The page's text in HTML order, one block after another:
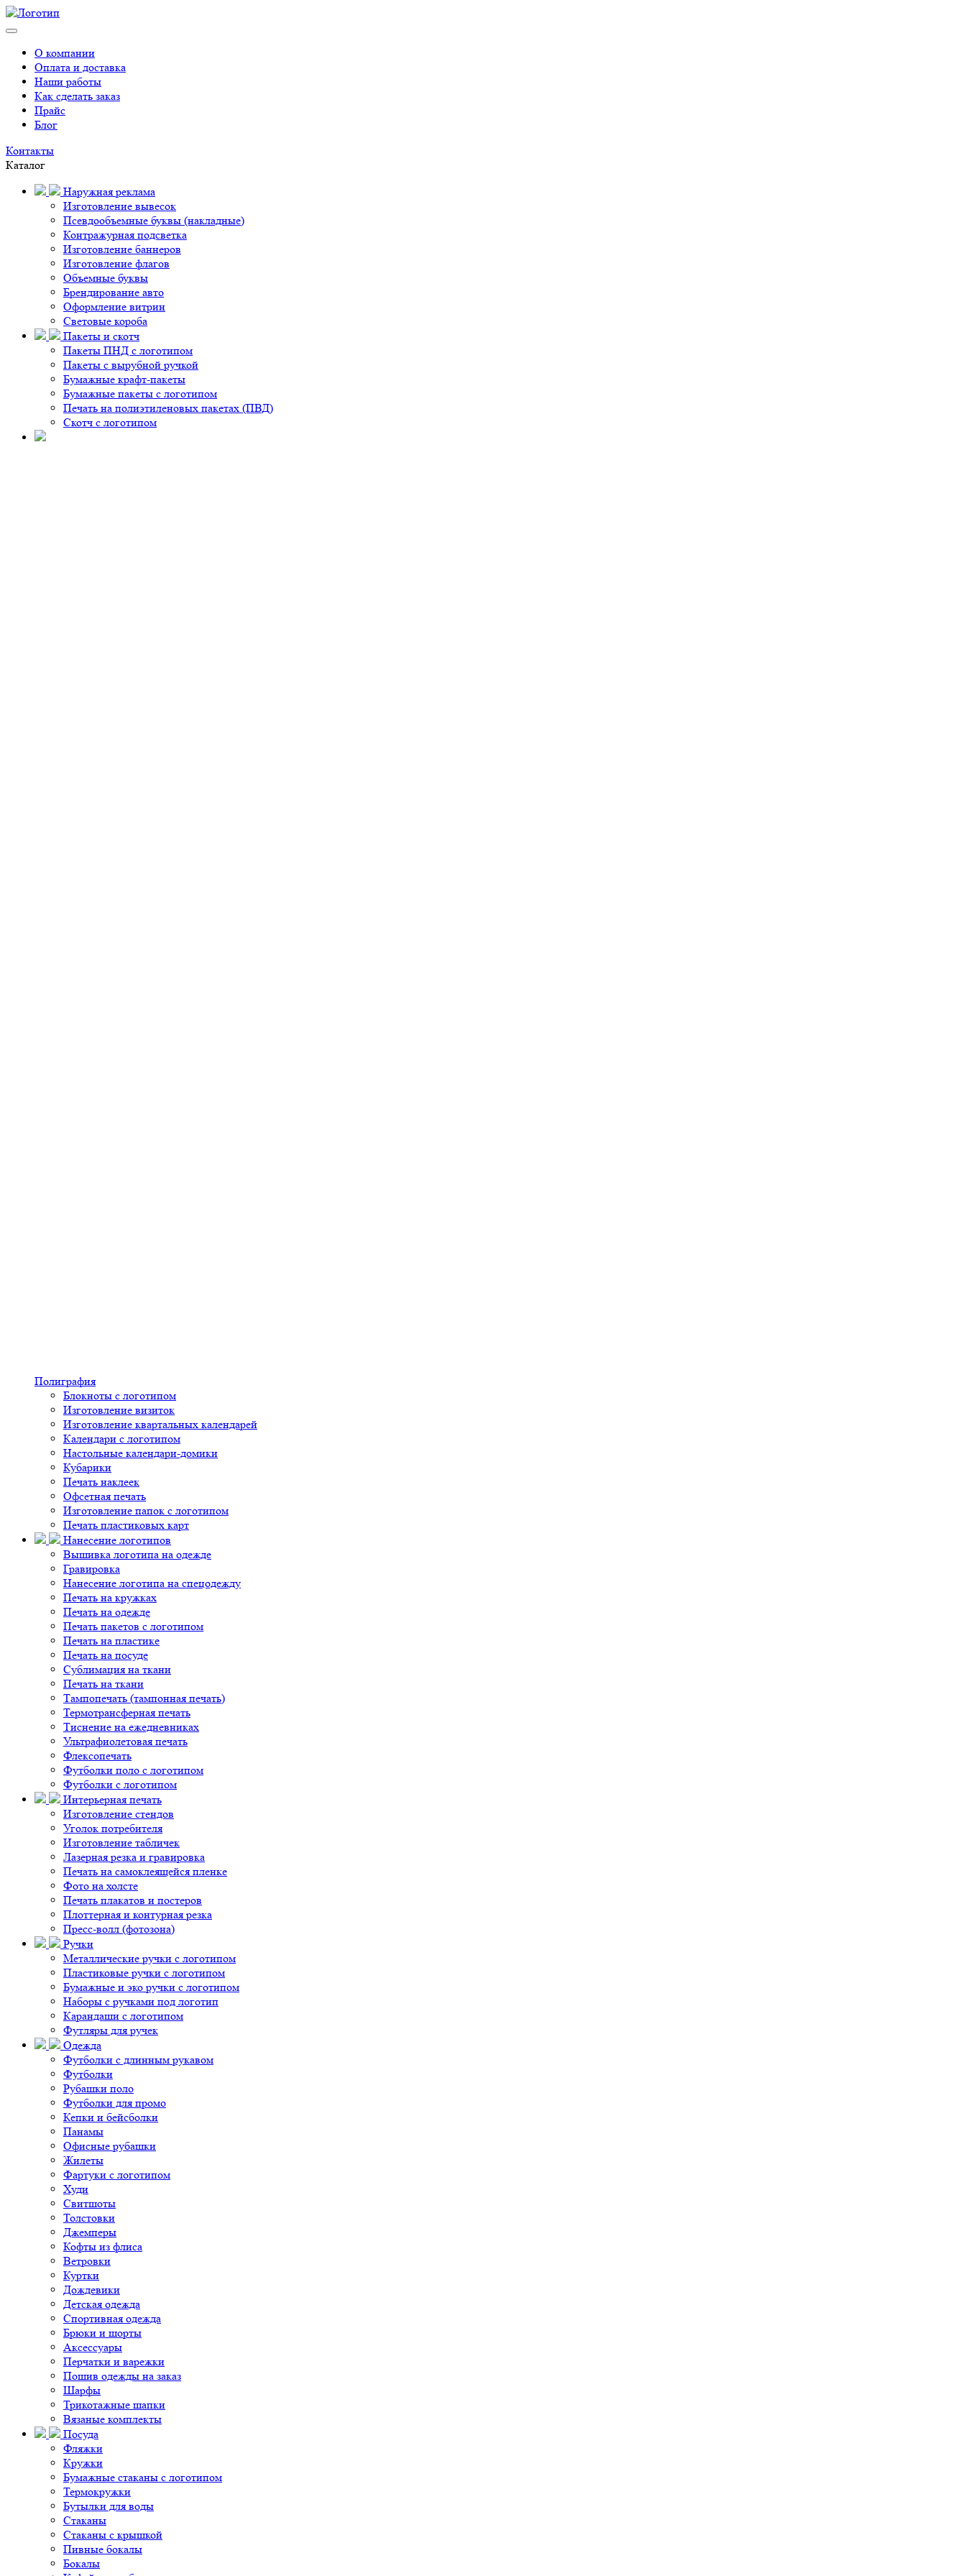
О компании
Оплата и доставка
Наши работы
Как сделать заказ
Прайс
Блог
Контакты
Каталог
Наружная реклама
Изготовление вывесок
Псевдообъемные буквы (накладные)
Контражурная подсветка
Изготовление баннеров
Изготовление флагов
Объемные буквы
Брендирование авто
Оформление витрин
Световые короба
Пакеты и скотч
Пакеты ПНД с логотипом
Пакеты с вырубной ручкой
Бумажные крафт-пакеты
Бумажные пакеты с логотипом
Печать на полиэтиленовых пакетах (ПВД)
Скотч с логотипом
Полиграфия
Блокноты с логотипом
Изготовление визиток
Изготовление квартальных календарей
Календари с логотипом
Настольные календари-домики
Кубарики
Печать наклеек
Офсетная печать
Изготовление папок с логотипом
Печать пластиковых карт
Нанесение логотипов
Вышивка логотипа на одежде
Гравировка
Нанесение логотипа на спецодежду
Печать на кружках
Печать на одежде
Печать пакетов с логотипом
Печать на пластике
Печать на посуде
Сублимация на ткани
Печать на ткани
Тампопечать (тампонная печать)
Термотрансферная печать
Тиснение на ежедневниках
Ультрафиолетовая печать
Флексопечать
Футболки поло с логотипом
Футболки с логотипом
Интерьерная печать
Изготовление стендов
Уголок потребителя
Изготовление табличек
Лазерная резка и гравировка
Печать на самоклеящейся пленке
Фото на холсте
Печать плакатов и постеров
Плоттерная и контурная резка
Пресс-волл (фотозона)
Ручки
Металлические ручки с логотипом
Пластиковые ручки с логотипом
Бумажные и эко ручки с логотипом
Наборы с ручками под логотип
Карандаши с логотипом
Футляры для ручек
Одежда
Футболки с длинным рукавом
Футболки
Рубашки поло
Футболки для промо
Кепки и бейсболки
Панамы
Офисные рубашки
Жилеты
Фартуки с логотипом
Худи
Свитшоты
Толстовки
Джемперы
Кофты из флиса
Ветровки
Куртки
Дождевики
Детская одежда
Спортивная одежда
Брюки и шорты
Аксессуары
Перчатки и варежки
Пошив одежды на заказ
Шарфы
Трикотажные шапки
Вязаные комплекты
Посуда
Фляжки
Кружки
Бумажные стаканы с логотипом
Термокружки
Бутылки для воды
Стаканы
Стаканы с крышкой
Пивные бокалы
Бокалы